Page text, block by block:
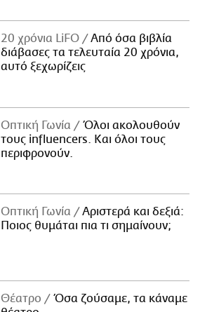
20 χρόνια LiFO
Από όσα βιβλία
διάβασες τα τελευταία 20 χρόνια,
αυτό ξεχωρίζεις
Οπτική Γωνία
Όλοι ακολουθούν
τους influencers. Και όλοι τους
περιφρονούν.
Οπτική Γωνία
Αριστερά και δεξιά:
Ποιος θυμάται πια τι σημαίνουν;
Θέατρο
Όσα ζούσαμε, τα κάναμε